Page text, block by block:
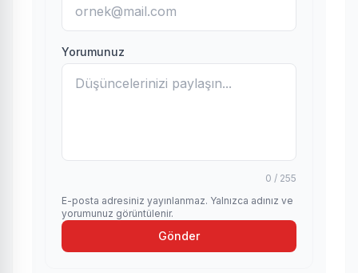
Yorumunuz
0 / 255
E-posta adresiniz yayınlanmaz. Yalnızca adınız ve
yorumunuz görüntülenir.
Gönder